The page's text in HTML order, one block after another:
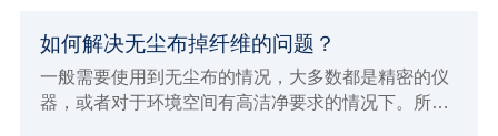
如何解决无尘布掉纤维的问题？
一般需要使用到无尘布的情况，大多数都是精密的仪
器，或者对于环境空间有高洁净要求的情况下。所以